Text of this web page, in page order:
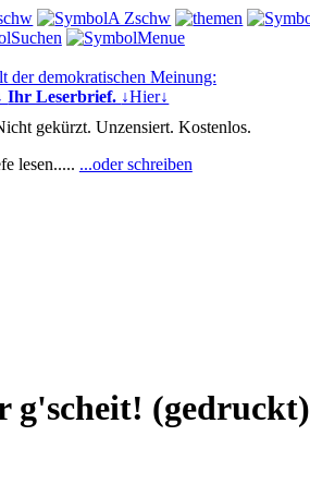
der demokratischen Meinung:
Ihr Leserbrief. ↓Hier↓
gekürzt. Unzensiert. Kostenlos.
lesen..... ...oder schreiben
g'scheit! (gedruckt)